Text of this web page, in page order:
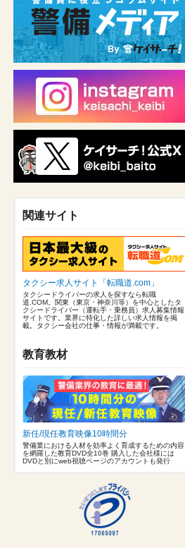
関連サイト
タクシー求人サイト「転職道.com」
タクシードライバーの求人を探すなら転職
道.COM。関東（東京・神奈川等）を中心としたタ
クシードライバー（運転手・乗務員）求人募集情報
サイトです。業界に特化した詳しい求人情報を掲
載。タクシー会社の仕事・情報が満載です。
教育教材
新任/現任教育映像10時間分
警備業における人材を効率よく育成するための内容
を網羅した教育DVD全10巻 購入した会社様には
DVDと別にweb視聴ページのアカウントも発行